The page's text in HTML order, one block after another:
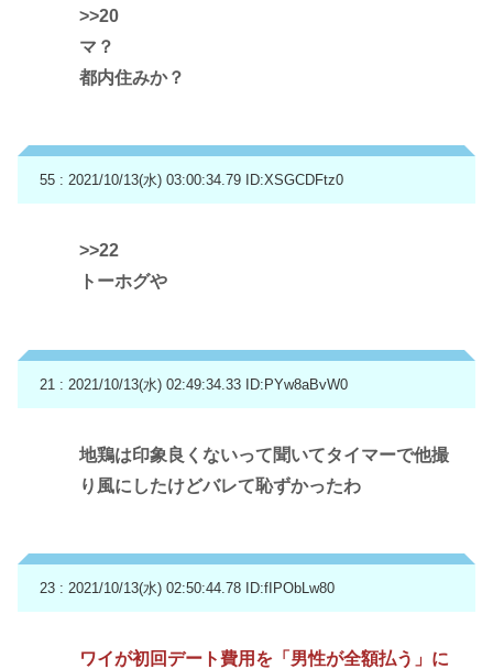
>>20
マ？
都内住みか？
55 : 2021/10/13(水) 03:00:34.79 ID:XSGCDFtz0
>>22
トーホグや
21 : 2021/10/13(水) 02:49:34.33 ID:PYw8aBvW0
地鶏は印象良くないって聞いてタイマーで他撮
り風にしたけどバレて恥ずかったわ
23 : 2021/10/13(水) 02:50:44.78 ID:fIPObLw80
ワイが初回デート費用を「男性が全額払う」に